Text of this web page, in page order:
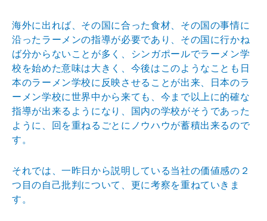
海外に出れば、その国に合った食材、その国の事情に
沿ったラーメンの指導が必要であり、その国に行かね
ば分からないことが多く、シンガポールでラーメン学
校を始めた意味は大きく、今後はこのようなことも日
本のラーメン学校に反映させることが出来、日本のラ
ーメン学校に世界中から来ても、今まで以上に的確な
指導が出来るようになり、国内の学校がそうであった
ように、回を重ねるごとにノウハウが蓄積出来るので
す。
それでは、一昨日から説明している当社の価値感の２
つ目の自己批判について、更に考察を重ねていきま
す。